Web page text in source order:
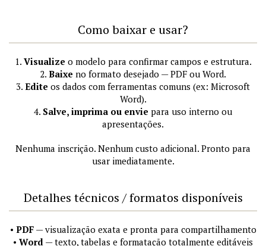
Como baixar e usar?
1. Visualize o modelo para confirmar campos e estrutura.
2. Baixe no formato desejado — PDF ou Word.
3. Edite os dados com ferramentas comuns (ex: Microsoft
Word).
4. Salve, imprima ou envie para uso interno ou
apresentações.
Nenhuma inscrição. Nenhum custo adicional. Pronto para
usar imediatamente.
Detalhes técnicos / formatos disponíveis
• PDF— visualização exata e pronta para compartilhamento
• Word — texto, tabelas e formatação totalmente editáveis